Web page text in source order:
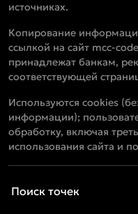
источниках.
Копирование
ссылкой на сайт mcc-
принадлежат банкам,
соответствующей
Используются cookies
информации);
обработку, включая
использования сайта и
Поиск точек